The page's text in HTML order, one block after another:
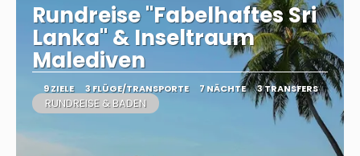
Rundreise "Fabelhaftes Sri
Lanka" & Inseltraum
Malediven
9 ZIELE 3 FLÜGE/TRANSPORTE 7 NÄCHTE 3 TRANSFERS
RUNDREISE & BADEN